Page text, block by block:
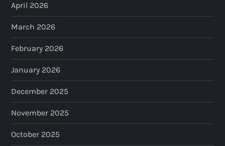
April 2026
March 2026
February 2026
January 2026
December 2025
November 2025
October 2025